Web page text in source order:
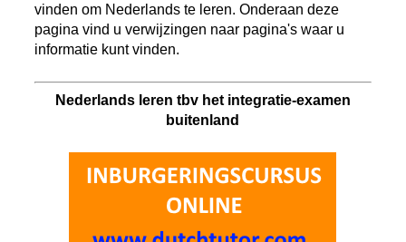
vinden om Nederlands te leren. Onderaan deze
pagina vind u verwijzingen naar pagina's waar u
informatie kunt vinden.
Nederlands leren tbv het integratie-examen
buitenland